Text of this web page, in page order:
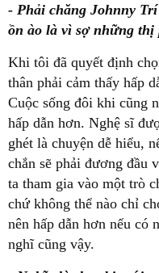
- Phải chăng Johnny
ồn ào là vì sợ những thị
Khi tôi đã quyết định
thân phải cảm thấy hấp
Cuộc sống đôi khi cũng
hấp dẫn hơn. Nghệ sĩ
ghét là chuyện dễ hiểu,
chắn sẽ phải đương đầu
ta tham gia vào một trò
chứ không thể nào chỉ
nên hấp dẫn hơn nếu có
nghĩ cũng vậy.